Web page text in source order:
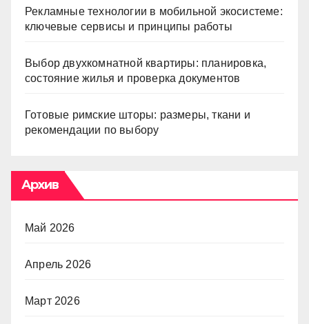
Рекламные технологии в мобильной экосистеме:
ключевые сервисы и принципы работы
Выбор двухкомнатной квартиры: планировка,
состояние жилья и проверка документов
Готовые римские шторы: размеры, ткани и
рекомендации по выбору
Архив
Май 2026
Апрель 2026
Март 2026